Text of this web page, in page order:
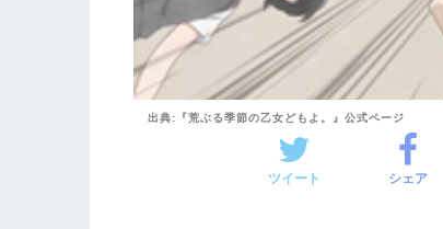
出典:『荒ぶる季節の乙女どもよ。』公式ページ
ツイート シェア